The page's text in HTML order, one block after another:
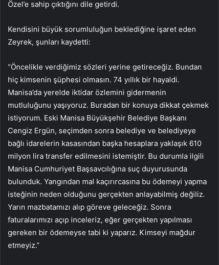
Özel’e sahip çıktığını dile getirdi.
Kendisini büyük sorumluluğun beklediğine işaret eden
Zeyrek, şunları kaydetti:
“Öncelikle verdiğimiz sözleri yerine getireceğiz. Bundan
hiç kimsenin şüphesi olmasın. 74 yıllık bir hayaldi.
Manisa’da yerelde iktidar özlemini gidermenin
mutluluğunu yaşıyoruz. Buradan bir konuya dikkat çekmek
istiyorum. Eski Manisa Büyükşehir Belediye Başkanı
Cengiz Ergün, seçimden sonra belediye ve belediyeye
bağlı idarelerin kasasından başka hesaplara yaklaşık 610
milyon lira transfer edilmesini istemiştir. Bu durumla ilgili
Manisa Cumhuriyet Başsavcılığına suç duyurusunda
bulunduk. Yangından mal kaçırırcasına bu ödemeyi yapma
isteğinin neden olduğunu gerçekten anlayabilmiş değiliz.
Yarın mazbatamızı alıp göreve geleceğiz. Sonra
faturalarımızı açıp inceleriz, eğer gerçekten yapılması
gereken bir ödemeyse tabi ki yaparız. Kimseyi mağdur
etmeyiz.”